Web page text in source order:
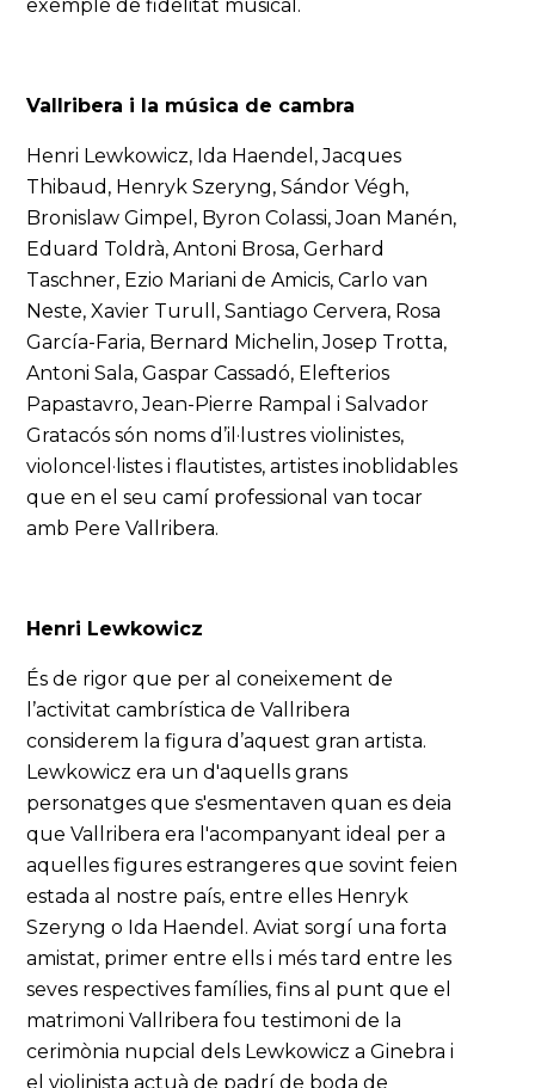
exemple de fidelitat musical.
Vallribera i la música de cambra
Henri Lewkowicz, Ida Haendel, Jacques
Thibaud, Henryk Szeryng, Sándor Végh,
Bronislaw Gimpel, Byron Colassi, Joan Manén,
Eduard Toldrà, Antoni Brosa, Gerhard
Taschner, Ezio Mariani de Amicis, Carlo van
Neste, Xavier Turull, Santiago Cervera, Rosa
García-Faria, Bernard Michelin, Josep Trotta,
Antoni Sala, Gaspar Cassadó, Elefterios
Papastavro, Jean-Pierre Rampal i Salvador
Gratacós són noms d’il·lustres violinistes,
violoncel·listes i flautistes, artistes inoblidables
que en el seu camí professional van tocar
amb Pere Vallribera.
Henri Lewkowicz
És de rigor que per al coneixement de
l’activitat cambrística de Vallribera
considerem la figura d’aquest gran artista.
Lewkowicz era un d'aquells grans
personatges que s'esmentaven quan es deia
que Vallribera era l'acompanyant ideal per a
aquelles figures estrangeres que sovint feien
estada al nostre país, entre elles Henryk
Szeryng o Ida Haendel. Aviat sorgí una forta
amistat, primer entre ells i més tard entre les
seves respectives famílies, fins al punt que el
matrimoni Vallribera fou testimoni de la
cerimònia nupcial dels Lewkowicz a Ginebra i
el violinista actuà de padrí de boda de